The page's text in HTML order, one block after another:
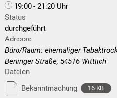
19:00 - 21:20 Uhr
Status
durchgeführt
Adresse
Büro/Raum: ehemaliger
Berlinger Straße, 54516 Wittlich
Dateien
Bekanntmachung
16 KB